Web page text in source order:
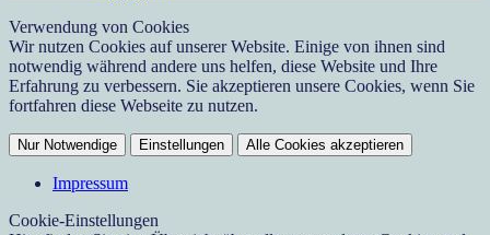
Verwendung von Cookies
Wir nutzen Cookies auf unserer Website. Einige von ihnen sind
notwendig während andere uns helfen, diese Website und Ihre
Erfahrung zu verbessern. Sie akzeptieren unsere Cookies, wenn Sie
fortfahren diese Webseite zu nutzen.
Nur Notwendige Einstellungen Alle Cookies akzeptieren
Impressum
Cookie-Einstellungen